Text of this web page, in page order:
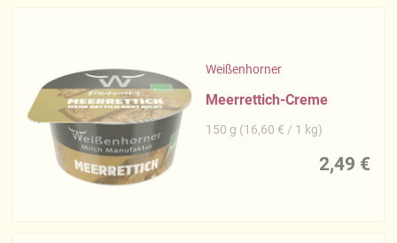
Weißenhorner
Meerrettich-Creme
150 g (16,60 € / 1 kg)
2,49 €